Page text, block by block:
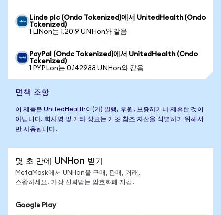
Linde plc (Ondo Tokenized)에서 UnitedHealth (Ondo
Tokenized)
1 LINon는 1.2019 UNHon와 같음
PayPal (Ondo Tokenized)에서 UnitedHealth (Ondo
Tokenized)
1 PYPLon는 0.142988 UNHon와 같음
면책 조항
이 제품은 UnitedHealth이(가) 발행, 후원, 보증하거나 제휴한 것이
아닙니다. 회사명 및 기타 상표는 기초 참조 자산을 식별하기 위해서
만 사용됩니다.
몇 초 만에 UNHon 받기
MetaMask에서 UNHon을 구매, 판매, 거래,
스왑하세요. 가장 신뢰받는 암호화폐 지갑.
Google Play